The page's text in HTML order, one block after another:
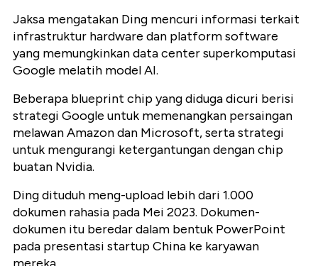
Jaksa mengatakan Ding mencuri informasi terkait
infrastruktur hardware dan platform software
yang memungkinkan data center superkomputasi
Google melatih model AI.
Beberapa blueprint chip yang diduga dicuri berisi
strategi Google untuk memenangkan persaingan
melawan Amazon dan Microsoft, serta strategi
untuk mengurangi ketergantungan dengan chip
buatan Nvidia.
Ding dituduh meng-upload lebih dari 1.000
dokumen rahasia pada Mei 2023. Dokumen-
dokumen itu beredar dalam bentuk PowerPoint
pada presentasi startup China ke karyawan